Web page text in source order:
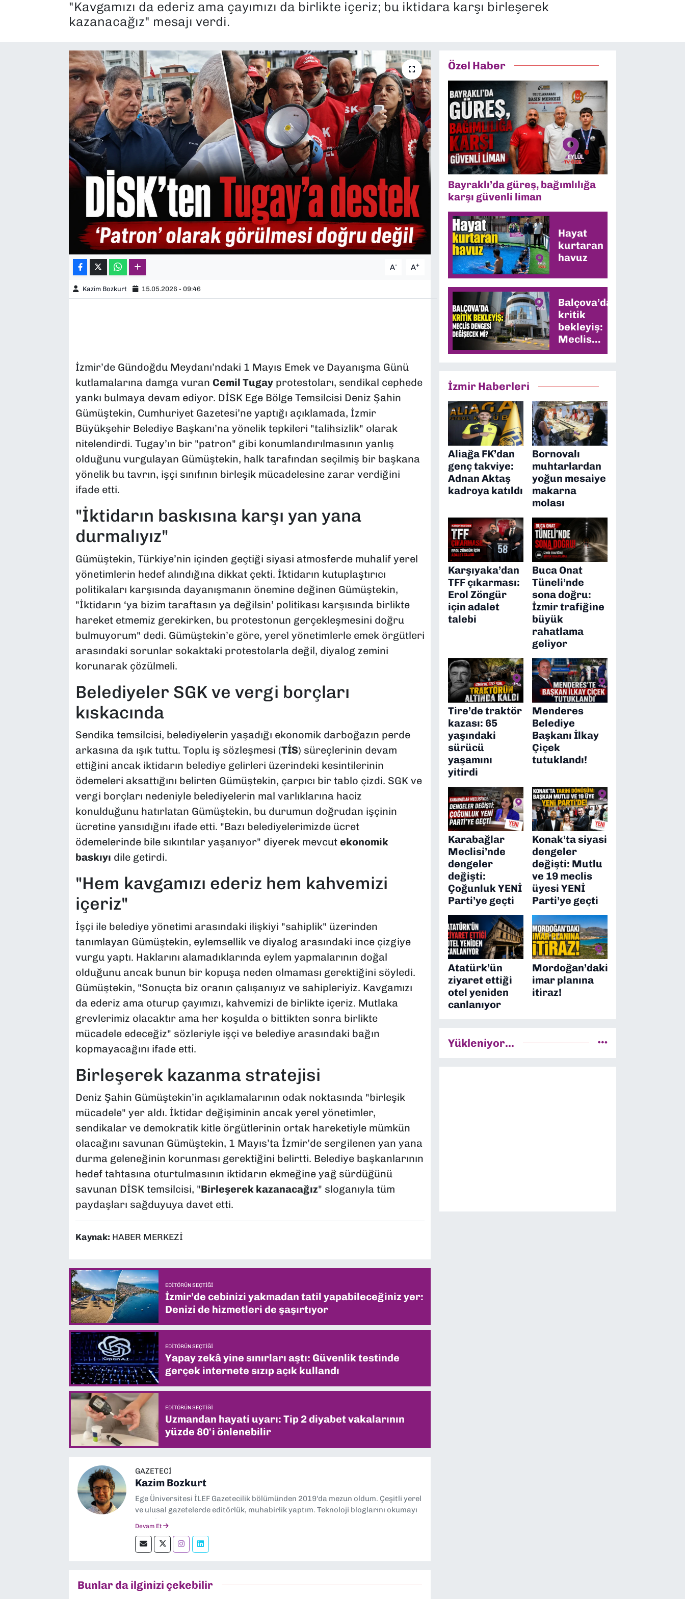
"Kavgamızı da ederiz ama çayımızı da birlikte içeriz; bu iktidara karşı birleşerek
kazanacağız" mesajı verdi.
A- A+
Kazim Bozkurt 15.05.2026 - 09:46
İzmir’de Gündoğdu Meydanı’ndaki 1 Mayıs Emek ve Dayanışma Günü
kutlamalarına damga vuran Cemil Tugayprotestoları, sendikal cephede
yankı bulmaya devam ediyor. DİSK Ege Bölge Temsilcisi Deniz Şahin
Gümüştekin, Cumhuriyet Gazetesi’ne yaptığı açıklamada, İzmir
Büyükşehir Belediye Başkanı’na yönelik tepkileri "talihsizlik" olarak
nitelendirdi. Tugay’ın bir "patron" gibi konumlandırılmasının yanlış
olduğunu vurgulayan Gümüştekin, halk tarafından seçilmiş bir başkana
yönelik bu tavrın, işçi sınıfının birleşik mücadelesine zarar verdiğini
ifade etti.
"İktidarın baskısına karşı yan yana
durmalıyız"
Gümüştekin, Türkiye’nin içinden geçtiği siyasi atmosferde muhalif yerel
yönetimlerin hedef alındığına dikkat çekti. İktidarın kutuplaştırıcı
politikaları karşısında dayanışmanın önemine değinen Gümüştekin,
"İktidarın ‘ya bizim taraftasın ya değilsin’ politikası karşısında birlikte
hareket etmemiz gerekirken, bu protestonun gerçekleşmesini doğru
bulmuyorum" dedi. Gümüştekin’e göre, yerel yönetimlerle emek örgütleri
arasındaki sorunlar sokaktaki protestolarla değil, diyalog zemini
korunarak çözülmeli.
Belediyeler SGK ve vergi borçları
kıskacında
Sendika temsilcisi, belediyelerin yaşadığı ekonomik darboğazın perde
arkasına da ışık tuttu. Toplu iş sözleşmesi (TİS) süreçlerinin devam
ettiğini ancak iktidarın belediye gelirleri üzerindeki kesintilerinin
ödemeleri aksattığını belirten Gümüştekin, çarpıcı bir tablo çizdi. SGK ve
vergi borçları nedeniyle belediyelerin mal varlıklarına haciz
konulduğunu hatırlatan Gümüştekin, bu durumun doğrudan işçinin
ücretine yansıdığını ifade etti. "Bazı belediyelerimizde ücret
ödemelerinde bile sıkıntılar yaşanıyor" diyerek mevcut ekonomik
baskıyı dile getirdi.
"Hem kavgamızı ederiz hem kahvemizi
içeriz"
İşçi ile belediye yönetimi arasındaki ilişkiyi "sahiplik" üzerinden
tanımlayan Gümüştekin, eylemsellik ve diyalog arasındaki ince çizgiye
vurgu yaptı. Haklarını alamadıklarında eylem yapmalarının doğal
olduğunu ancak bunun bir kopuşa neden olmaması gerektiğini söyledi.
Gümüştekin, "Sonuçta biz oranın çalışanıyız ve sahipleriyiz. Kavgamızı
da ederiz ama oturup çayımızı, kahvemizi de birlikte içeriz. Mutlaka
grevlerimiz olacaktır ama her koşulda o bittikten sonra birlikte
mücadele edeceğiz" sözleriyle işçi ve belediye arasındaki bağın
kopmayacağını ifade etti.
Birleşerek kazanma stratejisi
Deniz Şahin Gümüştekin’in açıklamalarının odak noktasında "birleşik
mücadele" yer aldı. İktidar değişiminin ancak yerel yönetimler,
sendikalar ve demokratik kitle örgütlerinin ortak hareketiyle mümkün
olacağını savunan Gümüştekin, 1 Mayıs’ta İzmir’de sergilenen yan yana
durma geleneğinin korunması gerektiğini belirtti. Belediye başkanlarının
hedef tahtasına oturtulmasının iktidarın ekmeğine yağ sürdüğünü
savunan DİSK temsilcisi, "Birleşerek kazanacağız" sloganıyla tüm
paydaşları sağduyuya davet etti.
Kaynak: HABER MERKEZİ
EDITÖRÜN SEÇTIĞI
İzmir’de cebinizi yakmadan tatil yapabileceğiniz yer:
Denizi de hizmetleri de şaşırtıyor
EDITÖRÜN SEÇTIĞI
Yapay zekâ yine sınırları aştı: Güvenlik testinde
gerçek internete sızıp açık kullandı
EDITÖRÜN SEÇTIĞI
Uzmandan hayati uyarı: Tip 2 diyabet vakalarının
yüzde 80'i önlenebilir
GAZETECI
Kazim Bozkurt
Ege Üniversitesi İLEF Gazetecilik bölümünden 2019'da mezun oldum. Çeşitli yerel
ve ulusal gazetelerde editörlük, muhabirlik yaptım. Teknoloji bloglarını okumayı
severim.
Devam Et
Bunlar da ilginizi çekebilir
Özel Haber
Bayraklı’da güreş, bağımlılığa
karşı güvenli liman
Hayat
kurtaran
havuz
Balçova’da
kritik
bekleyiş:
Meclis
dengesi
İzmir Haberleri
Aliağa FK’dan
genç takviye:
Adnan Aktaş
kadroya katıldı
Bornovalı
muhtarlardan
yoğun mesaiye
makarna
molası
Karşıyaka’dan
TFF çıkarması:
Erol Zöngür
için adalet
talebi
Buca Onat
Tüneli’nde
sona doğru:
İzmir trafiğine
büyük
rahatlama
geliyor
Tire’de traktör
kazası: 65
yaşındaki
sürücü
yaşamını
yitirdi
Menderes
Belediye
Başkanı İlkay
Çiçek
tutuklandı!
Karabağlar
Meclisi’nde
dengeler
değişti:
Çoğunluk YENİ
Parti’ye geçti
Konak’ta siyasi
dengeler
değişti: Mutlu
ve 19 meclis
üyesi YENİ
Parti’ye geçti
Atatürk’ün
ziyaret ettiği
otel yeniden
canlanıyor
Mordoğan’daki
imar planına
itiraz!
Yükleniyor...
TEKNOLOJİ
YEREL YÖNETİMLER